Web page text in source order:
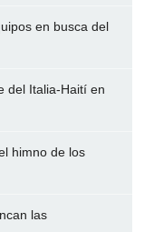
en busca del
del Italia-Haití en
himno de los
las